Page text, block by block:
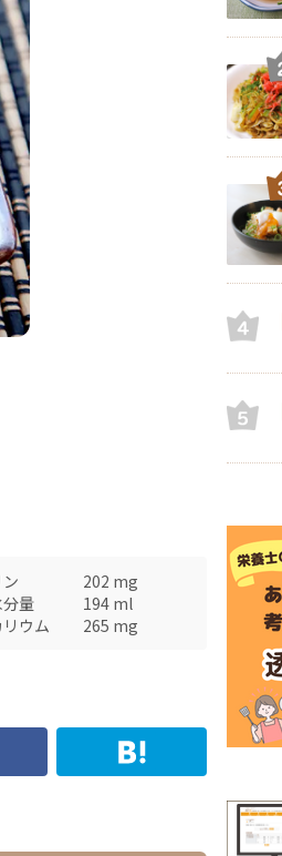
ン 202 mg
量 194 ml
リウム 265 mg